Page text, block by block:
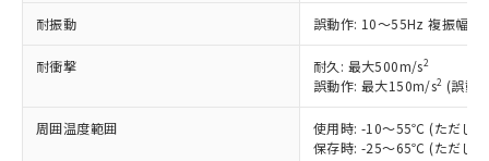
耐振動 誤動作: 10～55Hz 複振幅
耐衝撃 耐久: 最大500m/s2
誤動作: 最大150m/s2 (誤動
周囲温度範囲
使用時: -10～55℃ (ただし
保存時: -25～65℃ (ただし
以下の条件をお読みいただき、同意のうえ
本サービスは、当社制御機器事業取扱
商品の当社在庫状況および標準価格
(税抜)を提供させていただくもので
非含有に非対応の商品で、対応品を出す予
調査・確認中：EU RoHS指令（10物質）の
非含有の対応状況を調査中または確認中の
非該当品：ライセンス料など無形物で、有
害物質有無と関係のない商品です。
「○」：最大均質材料含有率が中国RoHSの
基準値以下であることを示します。